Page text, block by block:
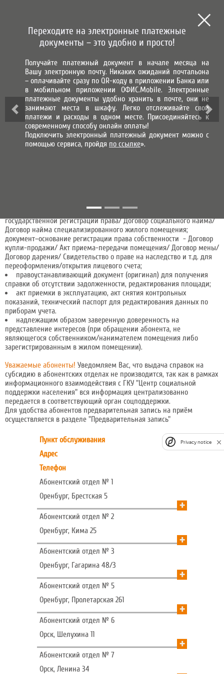
МЫ В СОЦИАЛЬНЫХ СЕТЯХ
ВХОД В ЛИЧНЫЙ КАБИНЕТ
АБОНЕНТСКИЕ ОТДЕЛЫ
Внимание!При обращении в абонентские отделы АО «Система
«Город» при себе необходимо иметь документ, удостоверяющий
личность, а так же:
адресную справку УМВД (бесплатно можно заказать на портале
можно заказать на портале Госуслуг)/ Свидетельство о
государственной регистрации права/ Договор социального найма/
Договор найма специализированного жилого помещения;
документ–основание регистрации права собственности - Договор
купли-продажи/ Акт приема-передачи помещения/ Договор мены/
Договор дарения/ Свидетельство о праве на наследство и т.д. для
переоформления/открытия лицевого счета;
правоустанавливающий документ (оригинал) для получения
справки об отсутствии задолженности, редактирования площади;
акт приемки в эксплуатацию, акт снятия контрольных
показаний, технический паспорт для редактирования данных по
приборам учета.
надлежащим образом заверенную доверенность на
представление интересов (при обращении абонента, не
являющегося собственником/нанимателем помещения либо
зарегистрированным в жилом помещении).
Уважаемые абоненты! Уведомляем Вас, что выдача справок на
субсидию в абонентских отделах не производится, так как в рамках
информационного взаимодействия с ГКУ "Центр социальной
поддержки населения" вся информация централизованно
передается в соответствующий орган соцподдержки.
Для удобства абонентов предварительная запись на приём
осуществляется в разделе "Предварительная запись"
Пункт обслуживания
Адрес
Телефон
Абонентский отдел № 1
Оренбург, Брестская 5
+
Абонентский отдел № 2
Оренбург, Кима 25
+
Абонентский отдел № 3
Оренбург, Гагарина 48/3
+
Абонентский отдел № 5
Оренбург, Пролетарская 261
+
Абонентский отдел № 6
Орск, Шелухина 11
+
Абонентский отдел № 7
Орск, Ленина 34
Переходите на электронные платежные
документы – это удобно и просто!
Получайте платежный документ в начале месяца на
Вашу электронную почту. Никаких ожиданий почтальона
– оплачивайте сразу по QR-коду в приложении Банка или
в мобильном приложении ОФИС.Mobile. Электронные
платежные документы удобно хранить в почте, они не
занимают места в шкафу. Легко отслеживайте свои
платежи и расходы в одном месте. Присоединяйтесь к
современному способу онлайн оплаты!
Подключить электронный платежный документ можно с
помощью сервиса, пройдя по ссылке».
Privacy notice